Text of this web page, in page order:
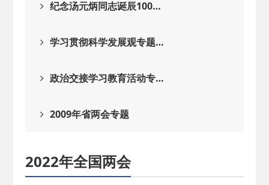
纪念汤元炳同志诞辰100…
学习贯彻科学发展观专题…
政治交接学习教育活动专…
2009年省两会专题
2022年全国两会